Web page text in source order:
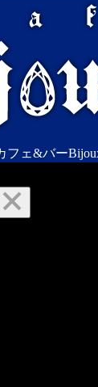
フェ&バー